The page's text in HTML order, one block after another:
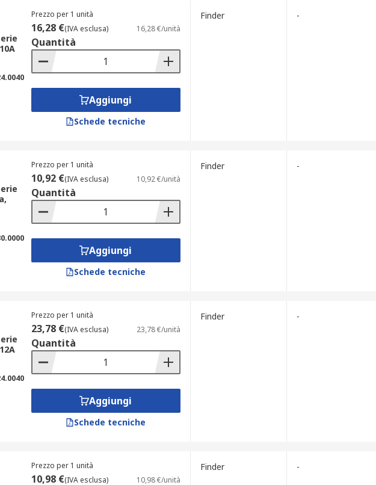
Prezzo per 1 unità
16,28 €(IVA esclusa) 16,28 €/unità
Quantità
Aggiungi
Schede tecniche
Finder -
Prezzo per 1 unità
10,92 €(IVA esclusa) 10,92 €/unità
Quantità
Aggiungi
Schede tecniche
Finder -
Prezzo per 1 unità
23,78 €(IVA esclusa) 23,78 €/unità
Quantità
Aggiungi
Schede tecniche
Finder -
Prezzo per 1 unità
10,98 €(IVA esclusa) 10,98 €/unità
Finder -